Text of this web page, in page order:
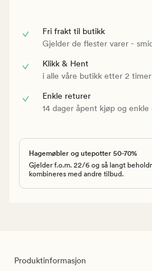
Fri frakt til butikk
Gjelder de flester varer -
Klikk & Hent
i alle våre butikk etter 2 timer
Enkle returer
14 dager åpent kjøp og
Hagemøbler og utepotter 50-70%
Gjelder f.o.m. 22/6 og så langt
kombineres med andre tilbud.
Produktinformasjon